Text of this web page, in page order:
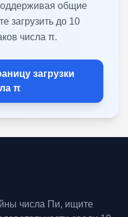
общие
загрузить до 10
числа π.
загрузки
π
числа Пи, ищите